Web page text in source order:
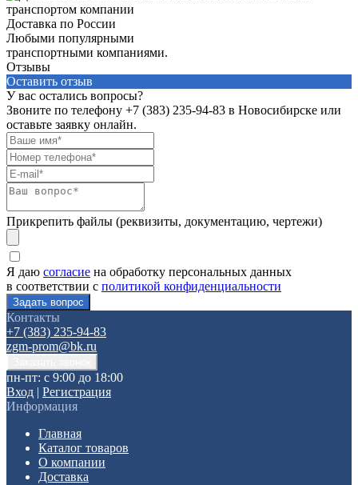
Доставка по России
Любыми популярными
транспортными компаниями.
Отзывы
Оставить отзыв
У вас остались вопросы?
Звоните по телефону +7 (383) 235-94-83 в Новосибирске или
оставьте заявку онлайн.
Прикрепить файлы (реквизиты, документацию, чертежи)
Я даю согласие на обработку персональных данных
в соответствии с политикой конфиденциальности
Контакты
+7 (383) 235-94-83
zgm-prom@bk.ru
пн-пт: с 9:00 до 18:00
Вход | Регистрация
Информация
Главная
Каталог товаров
О компании
Доставка